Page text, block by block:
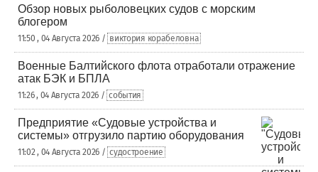
Обзор новых рыболовецких судов с морским
блогером
11:50 , 04 Августа 2026 / виктория корабеловна
Военные Балтийского флота отработали отражение
атак БЭК и БПЛА
11:26 , 04 Августа 2026 / события
Предприятие «Судовые устройства и
системы» отгрузило партию оборудования
11:02 , 04 Августа 2026 / судостроение